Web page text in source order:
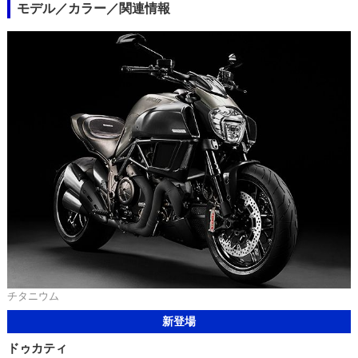
モデル／カラー／関連情報
チタニウム
新登場
ドゥカティ